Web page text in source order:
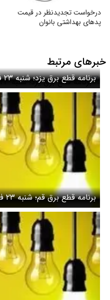
درخواست تجدیدنظر در قیمت
پدهای بهداشتی بانوان
خبرهای مرتبط
برنامه قطع برق یزد؛ شنبه ۲۳ فروردین ۱۴۰۴
برنامه قطع برق قم؛ شنبه ۲۳ فروردین ۱۴۰۴